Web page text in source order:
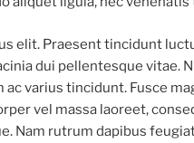
elit. Praesent tincidunt
dui pellentesque vitae.
ac varius tincidunt. Fusce
vel massa laoreet,
Nam rutrum dapibus